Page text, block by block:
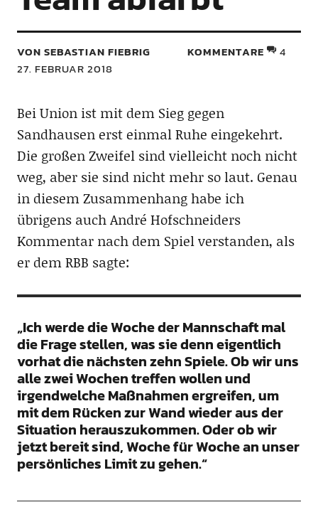
VON SEBASTIAN FIEBRIG
27. FEBRUAR 2018
KOMMENTARE 4
Bei Union ist mit dem Sieg gegen
Sandhausen erst einmal Ruhe eingekehrt.
Die großen Zweifel sind vielleicht noch nicht
weg, aber sie sind nicht mehr so laut. Genau
in diesem Zusammenhang habe ich
übrigens auch André Hofschneiders
Kommentar nach dem Spiel verstanden, als
er dem RBB sagte:
„Ich werde die Woche der Mannschaft mal
die Frage stellen, was sie denn eigentlich
vorhat die nächsten zehn Spiele. Ob wir uns
alle zwei Wochen treffen wollen und
irgendwelche Maßnahmen ergreifen, um
mit dem Rücken zur Wand wieder aus der
Situation herauszukommen. Oder ob wir
jetzt bereit sind, Woche für Woche an unser
persönliches Limit zu gehen.“